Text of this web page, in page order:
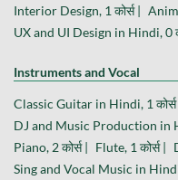
Interior Design, 1 कोर्स |
UX and UI Design in Hindi, 0
Instruments and Vocal
Classic Guitar in Hindi, 1 कोर्स
DJ and Music Production in
Piano, 2 कोर्स | Flute, 1 कोर्स |
Sing and Vocal Music in